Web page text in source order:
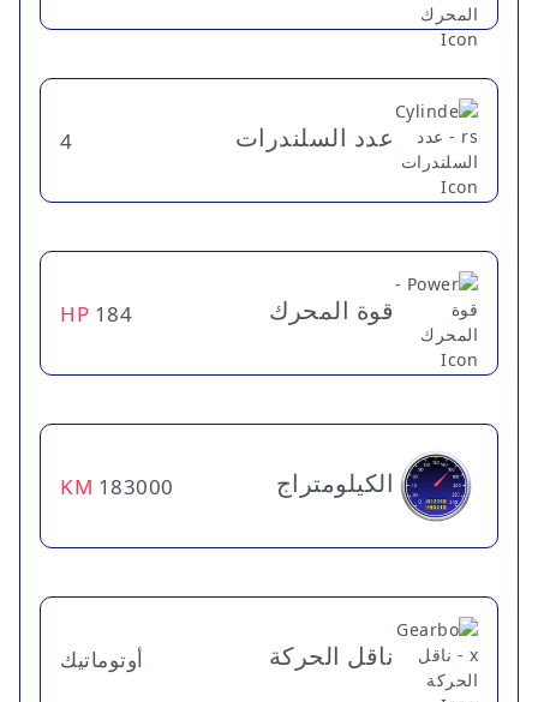
عدد السلندرات 4
قوة المحرك 184
HP
الكيلومتراج 183000
KM
ناقل الحركة أوتوماتيك